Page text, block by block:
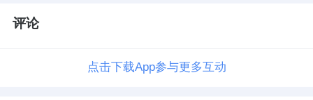
深圳市绿色金融标准《绿色金融统计规范》
普惠金融方面，2025年，第一创业证券销售场
评论
点击下载App参与更多互动